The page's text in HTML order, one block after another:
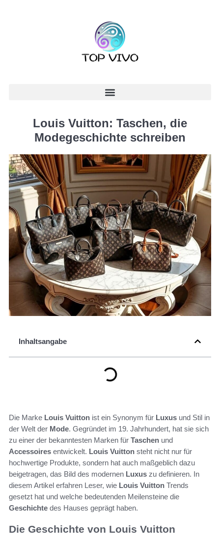
Louis Vuitton: Taschen, die
Modegeschichte schreiben
Inhaltsangabe
Die Marke Louis Vuitton ist ein Synonym für Luxus und Stil in
der Welt der Mode. Gegründet im 19. Jahrhundert, hat sie sich
zu einer der bekanntesten Marken für Taschen und
Accessoires entwickelt. Louis Vuitton steht nicht nur für
hochwertige Produkte, sondern hat auch maßgeblich dazu
beigetragen, das Bild des modernen Luxus zu definieren. In
diesem Artikel erfahren Leser, wie Louis Vuitton Trends
gesetzt hat und welche bedeutenden Meilensteine die
Geschichte des Hauses geprägt haben.
Die Geschichte von Louis Vuitton